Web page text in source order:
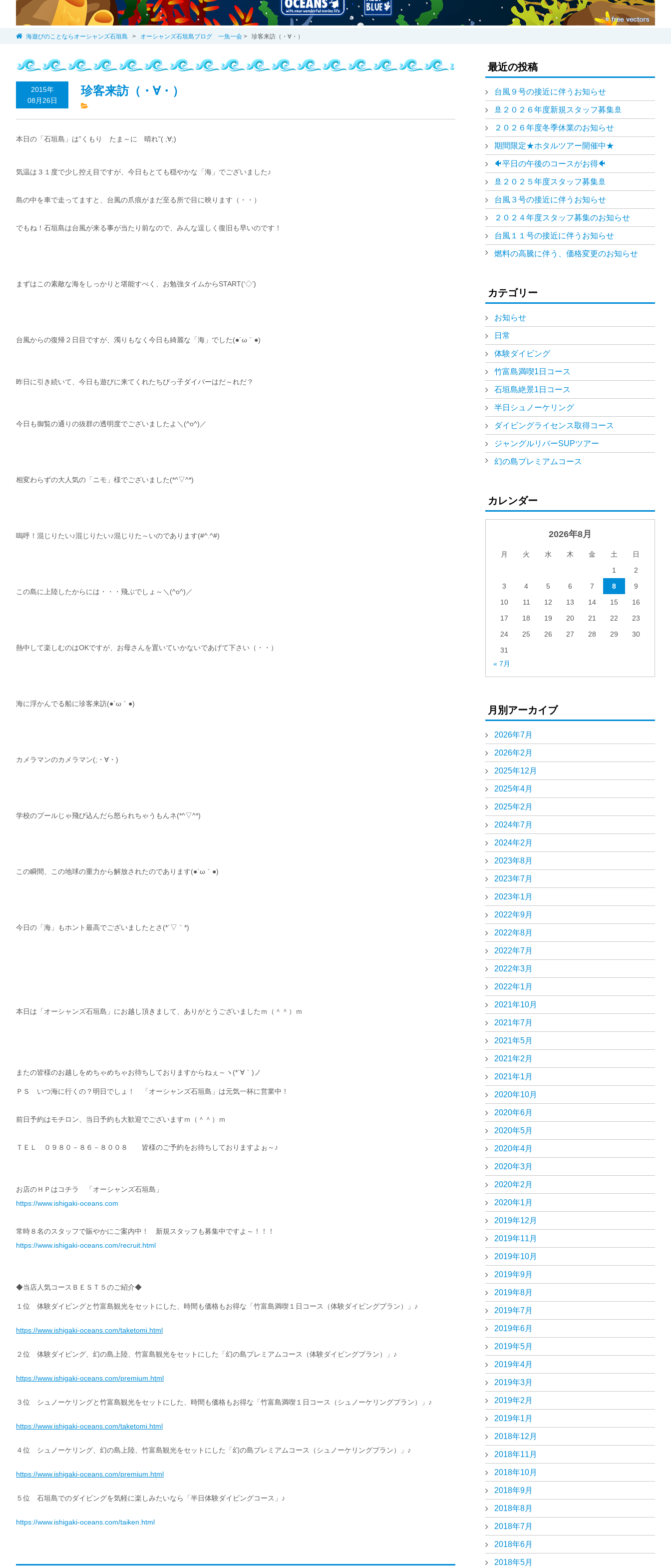
海遊びのことならオーシャンズ石垣島 > オーシャンズ石垣島ブログ 一魚一会 > 珍客来訪（・∀・）
2015年
08月26日
珍客来訪（・∀・）
本日の「石垣島」は”くもり たま～に 晴れ”( ;∀;)
気温は３１度で少し控え目ですが、今日もとても穏やかな「海」でございました♪
島の中を車で走ってますと、台風の爪痕がまだ至る所で目に映ります（・・）
でもね！石垣島は台風が来る事が当たり前なので、みんな逞しく復旧も早いのです！
まずはこの素敵な海をしっかりと堪能すべく、お勉強タイムからSTART(‘◇’)ゞ
台風からの復帰２日目ですが、濁りもなく今日も綺麗な「海」でした(●´ω｀●)
昨日に引き続いて、今日も遊びに来てくれたちびっ子ダイバーはだ～れだ？
今日も御覧の通りの抜群の透明度でございましたよ＼(^o^)／
相変わらずの大人気の「ニモ」様でございました(*^▽^*)
嗚呼！混じりたい♪混じりたい♪混じりた～いのであります(#^.^#)
この島に上陸したからには・・・飛ぶでしょ～＼(^o^)／
熱中して楽しむのはOKですが、お母さんを置いていかないであげて下さい（・・）
海に浮かんでる船に珍客来訪(●´ω｀●)
カメラマンのカメラマン(;・∀・)
学校のプールじゃ飛び込んだら怒られちゃうもんネ(*^▽^*)
この瞬間、この地球の重力から解放されたのであります(●´ω｀●)
今日の「海」もホント最高でございましたとさ(*´▽｀*)
本日は「オーシャンズ石垣島」にお越し頂きまして、ありがとうございましたｍ（＾＾）ｍ
またの皆様のお越しをめちゃめちゃお待ちしておりますからねぇ～ヽ(*´∀｀)ノ
ＰＳ いつ海に行くの？明日でしょ！ 「オーシャンズ石垣島」は元気一杯に営業中！
前日予約はモチロン、当日予約も大歓迎でございますｍ（＾＾）ｍ
ＴＥＬ ０９８０－８６－８００８ 皆様のご予約をお待ちしておりますよぉ～♪
お店のＨＰはコチラ 「オーシャンズ石垣島」
https://www.ishigaki-oceans.com
常時８名のスタッフで賑やかにご案内中！ 新規スタッフも募集中ですよ～！！！
https://www.ishigaki-oceans.com/recruit.html
◆当店人気コースＢＥＳＴ５のご紹介◆
１位 体験ダイビングと竹富島観光をセットにした、時間も価格もお得な「竹富島満喫１日コース（体験ダイビングプラン）」♪
https://www.ishigaki-oceans.com/taketomi.html
２位 体験ダイビング、幻の島上陸、竹富島観光をセットにした「幻の島プレミアムコース（体験ダイビングプラン）」♪
https://www.ishigaki-oceans.com/premium.html
３位 シュノーケリングと竹富島観光をセットにした、時間も価格もお得な「竹富島満喫１日コース（シュノーケリングプラン）」♪
https://www.ishigaki-oceans.com/taketomi.html
４位 シュノーケリング、幻の島上陸、竹富島観光をセットにした「幻の島プレミアムコース（シュノーケリングプラン）」♪
https://www.ishigaki-oceans.com/premium.html
５位 石垣島でのダイビングを気軽に楽しみたいなら「半日体験ダイビングコース」♪
https://www.ishigaki-oceans.com/taiken.html
最近の投稿
台風９号の接近に伴うお知らせ
🚢２０２６年度新規スタッフ募集🚢
２０２６年度冬季休業のお知らせ
期間限定★ホタルツアー開催中★
🐠平日の午後のコースがお得🐠
🚢２０２５年度スタッフ募集🚢
台風３号の接近に伴うお知らせ
２０２４年度スタッフ募集のお知らせ
台風１１号の接近に伴うお知らせ
燃料の高騰に伴う、価格変更のお知らせ
カテゴリー
お知らせ
日常
体験ダイビング
竹富島満喫1日コース
石垣島絶景1日コース
半日シュノーケリング
ダイビングライセンス取得コース
ジャングルリバーSUPツアー
幻の島プレミアムコース
カレンダー
2026年8月
月 火 水 木 金 土
日
1
2
3
4 5 6 7 8
9
10
11 12 13 14 15
16
17
18 19 20 21 22
23
24
25 26 27 28 29
30
31
« 7月
月別アーカイブ
2026年7月
2026年2月
2025年12月
2025年4月
2025年2月
2024年7月
2024年2月
2023年8月
2023年7月
2023年1月
2022年9月
2022年8月
2022年7月
2022年3月
2022年1月
2021年10月
2021年7月
2021年5月
2021年2月
2021年1月
2020年10月
2020年6月
2020年5月
2020年4月
2020年3月
2020年2月
2020年1月
2019年12月
2019年11月
2019年10月
2019年9月
2019年8月
2019年7月
2019年6月
2019年5月
2019年4月
2019年3月
2019年2月
2019年1月
2018年12月
2018年11月
2018年10月
2018年9月
2018年8月
2018年7月
2018年6月
2018年5月